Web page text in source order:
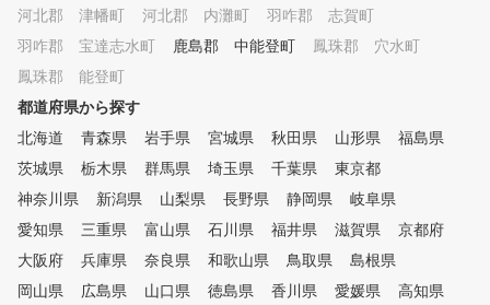
、個別にカリキュラムを作成し
。 ⑥ 練習器具を使ったドリ
ルレッスン 150種類以上
の練習方法より、受講生に合っ
た練習方法を提案します。 ⑦
ゴルフシミュレータによる仮
想ラウンド コースデビ
体験できます。 ⑧ ラウンド
レッスン 初心者のコー
スデビューから中上級者のベス
トスコア更新までしっかりサポ
ート。 ～プランのご説明～ ※
河北郡 津幡町
河北郡 内灘町
羽咋郡 志賀町
羽咋郡 宝達志水町
鹿島郡 中能登町
鳳珠郡 穴水町
鳳珠郡 能登町
都道府県から探す
北海道
青森県 岩手県 宮城県 秋田県 山形県
福島県
茨城県
栃木県 群馬県 埼玉県 千葉県
東京都
神奈川県
新潟県 山梨県 長野県 静岡県
岐阜県
愛知県
三重県 富山県 石川県 福井県 滋賀県
京都府
大阪府
兵庫県 奈良県 和歌山県 鳥取県
島根県
岡山県
広島県 山口県 徳島県 香川県 愛媛県
高知県